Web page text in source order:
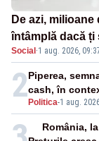
De azi,
întâmplă dacă
Social ·1 aug. 2026,
2 Politica-1 aug.
Piperea,
cash, în
România,